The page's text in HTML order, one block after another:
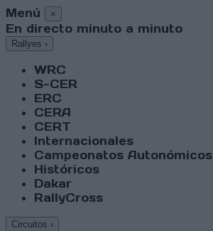
Menú ×
En directo minuto a minuto
Rallyes ›
WRC
S-CER
ERC
CERA
CERT
Internacionales
Campeonatos Autonómicos
Históricos
Dakar
RallyCross
Circuitos ›